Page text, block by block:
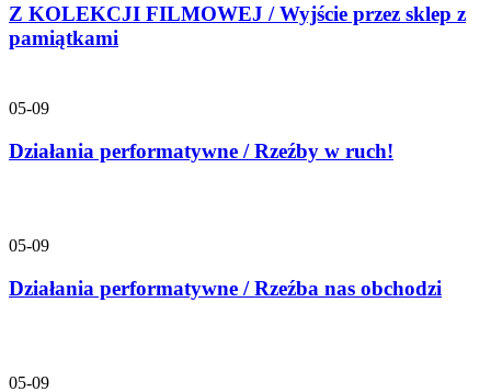
Z KOLEKCJI FILMOWEJ / Wyjście przez sklep z
pamiątkami
05-09
Działania performatywne / Rzeźby w ruch!
05-09
Działania performatywne / Rzeźba nas obchodzi
05-09